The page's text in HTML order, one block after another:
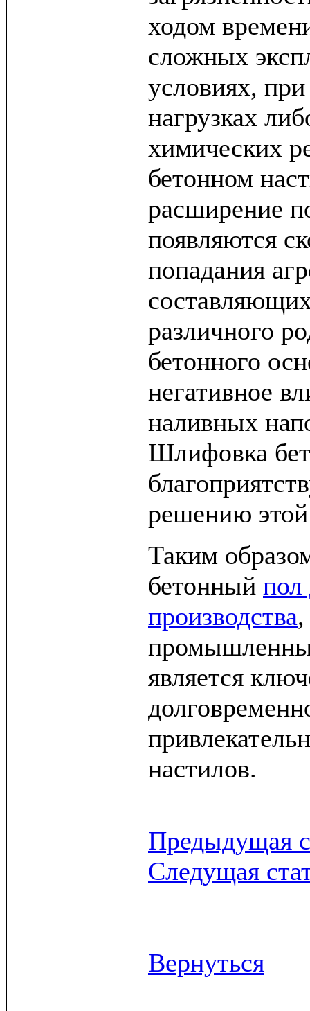
ходом
сложных
условиях,
нагрузках
химических
бетонном
расширение
появляются
попадания
различного
бетонного
негативное
наливных
Шлифовка
решению
Таким
бетонный пол
производства
является
настилов.
Предыдущая
Следущая
Вернуться